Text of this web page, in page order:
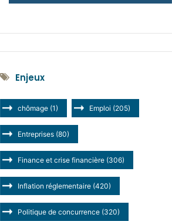
Enjeux
chômage (1) Emploi (205)
Entreprises (80)
Finance et crise financière (306)
Inflation réglementaire (420)
Politique de concurrence (320)